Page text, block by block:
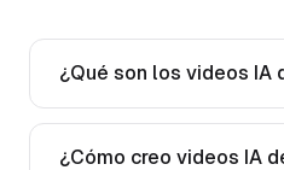
¿Qué son los videos IA
¿Cómo creo videos IA